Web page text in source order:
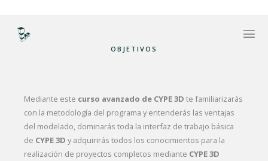
OBJETIVOS
Mediante este curso avanzado de CYPE 3D te familiarizarás
con la metodología del programa y entenderás las ventajas
del modelado, dominarás toda la interfaz de trabajo básica
de CYPE 3D y adquirirás todos los conocimientos para la
realización de proyectos completos mediante CYPE 3D